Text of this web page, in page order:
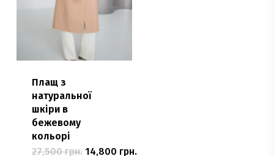
Плащ з
натуральної
шкіри в
бежевому
кольорі
27,500грн. Оригінальна
14,800 грн.Поточна
Цей